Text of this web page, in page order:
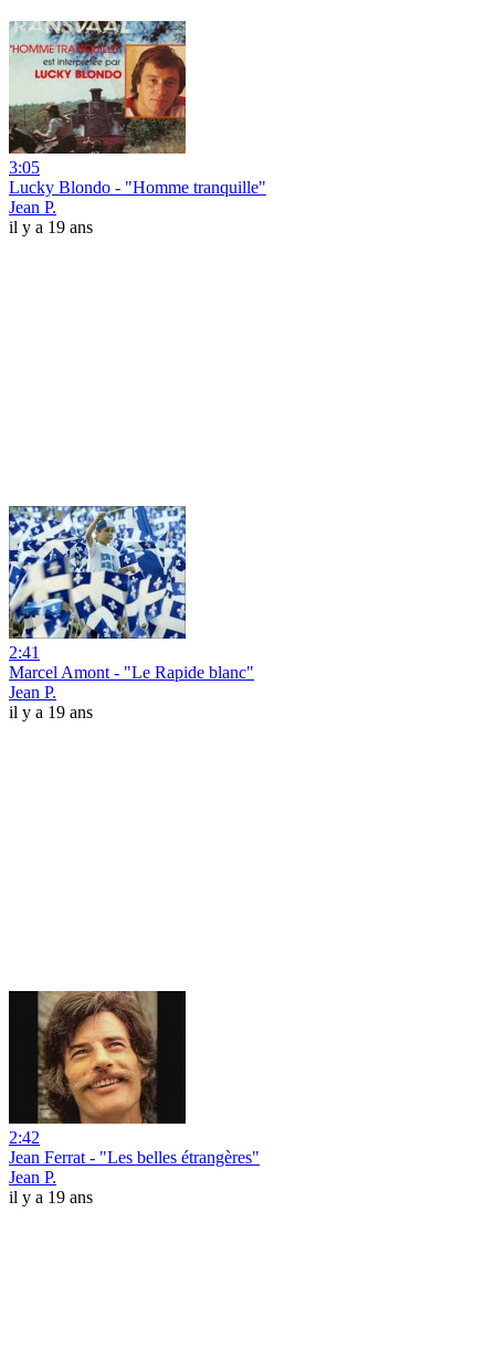
3:05
Lucky Blondo - "Homme tranquille"
Jean P.
il y a 19 ans
2:41
Marcel Amont - "Le Rapide blanc"
Jean P.
il y a 19 ans
2:42
Jean Ferrat - "Les belles étrangères"
Jean P.
il y a 19 ans